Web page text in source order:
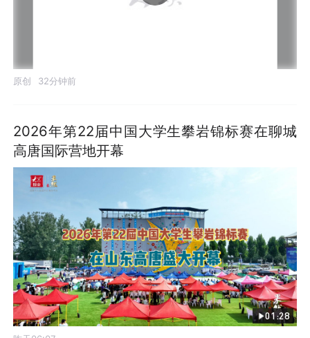
原创 32分钟前
2026年第22届中国大学生攀岩锦标赛在聊城
高唐国际营地开幕
01:28